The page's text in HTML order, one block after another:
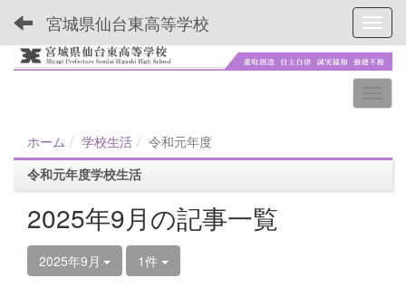
宮城県仙台東高等学校
ホーム 学校生活
令和元年度
令和元年度学校生活
2025年9月の記事一覧
2025年9月 1件